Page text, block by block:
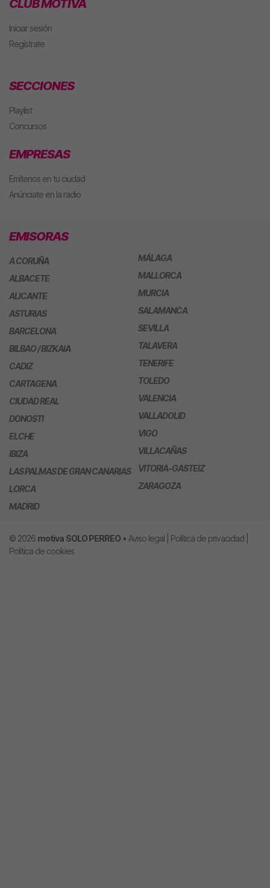
CLUB MOTIVA
Iniciar sesión
Regístrate
SECCIONES
Playlist
Concursos
EMPRESAS
Emítenos en tu ciudad
Anúnciate en la radio
EMISORAS
A CORUÑA
ALBACETE
ALICANTE
ASTURIAS
BARCELONA
BILBAO / BIZKAIA
CADIZ
CARTAGENA
CIUDAD REAL
DONOSTI
ELCHE
IBIZA
LAS PALMAS DE GRAN CANARIAS
LORCA
MADRID
MÁLAGA
MALLORCA
MURCIA
SALAMANCA
SEVILLA
TALAVERA
TENERIFE
TOLEDO
VALENCIA
VALLADOLID
VIGO
VILLACAÑAS
VITORIA-GASTEIZ
ZARAGOZA
© 2026 motiva SOLO PERREO • Aviso legal Política de privacidad
Política de cookies